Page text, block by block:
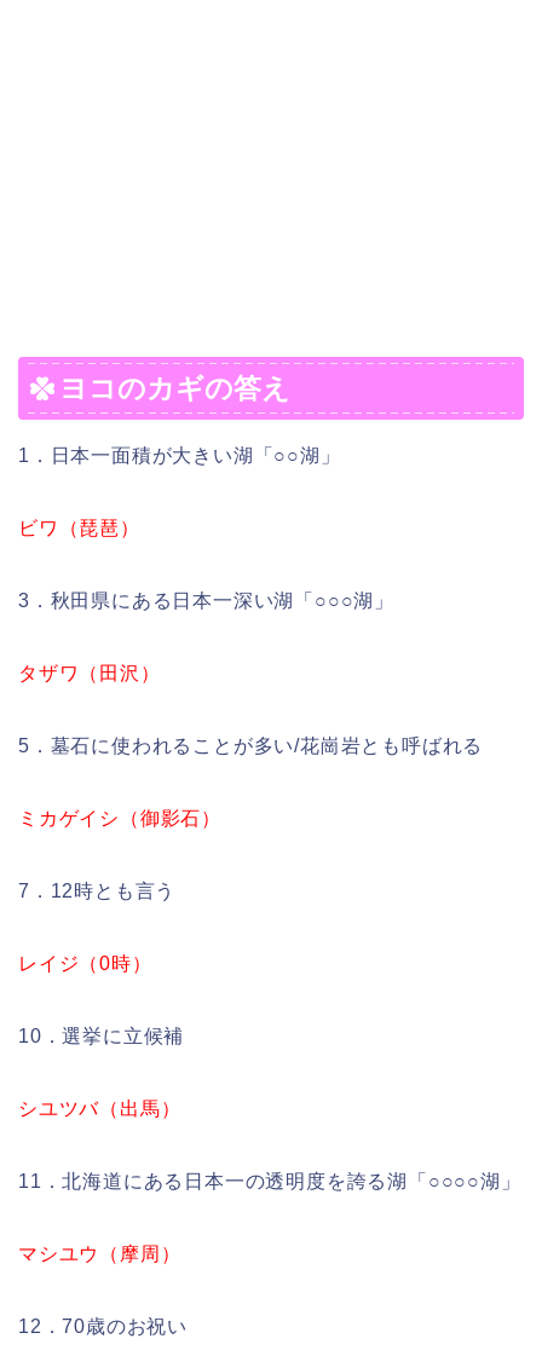
ヨコのカギの答え
1．日本一面積が大きい湖「○○湖」
ビワ（琵琶）
3．秋田県にある日本一深い湖「○○○湖」
タザワ（田沢）
5．墓石に使われることが多い/花崗岩とも呼ばれる
ミカゲイシ（御影石）
7．12時とも言う
レイジ（0時）
10．選挙に立候補
シユツバ（出馬）
11．北海道にある日本一の透明度を誇る湖「○○○○湖」
マシユウ（摩周）
12．70歳のお祝い